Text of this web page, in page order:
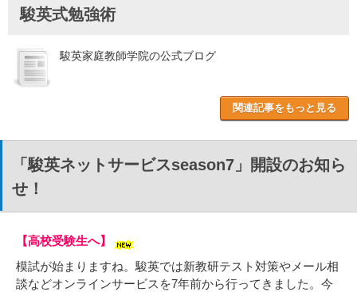
駿英式勉強術
駿英家庭教師学院の公式ブログ
関連記事をもっと見る
「駿英ネットサービスseason7」開設のお知ら
せ！
【高校受験生へ】
模試が始まりますね。駿英では新教研テスト対策やメール相
談などオンラインサービスを7年前から行ってきました。今